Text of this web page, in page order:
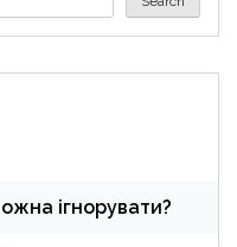
ігнорувати?